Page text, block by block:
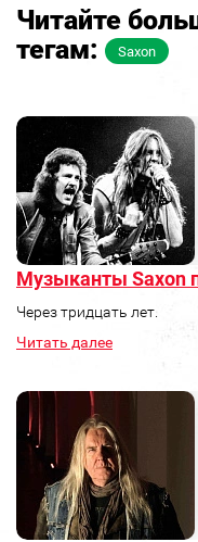
Читайте
тегам:
Saxon
Музыканты Saxon
Через тридцать лет.
Читать далее